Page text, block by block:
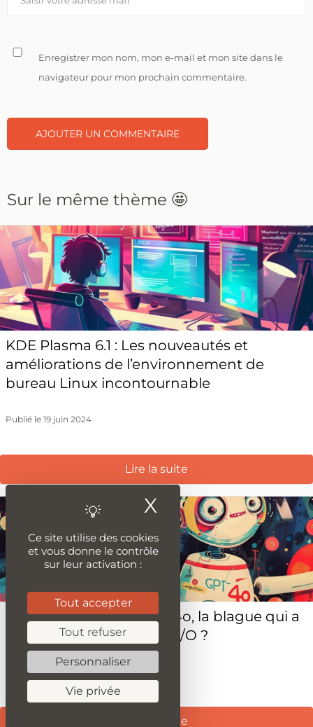
Enregistrer mon nom, mon e-mail et mon site dans le
navigateur pour mon prochain commentaire.
Sur le même thème 🤩
KDE Plasma 6.1 : Les nouveautés et
améliorations de l’environnement de
bureau Linux incontournable
Publié le 19 juin 2024
Lire la suite
OpenAI vs Google : GPT-4o, la blague qui a
volé la vedette à Google I/O ?
Publié le 14 mai 2024
Lire la suite
Ce site utilise des cookies
et vous donne le contrôle
sur leur activation :
Tout accepter
Tout refuser
Personnaliser
Vie privée
X Masquer le